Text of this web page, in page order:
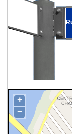
+
−